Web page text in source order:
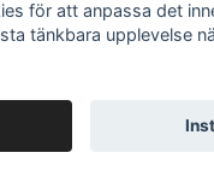
för att anpassa det
tänkbara upplevelse